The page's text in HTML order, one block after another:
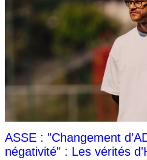
ASSE : "Changement
négativité" : Les vérités